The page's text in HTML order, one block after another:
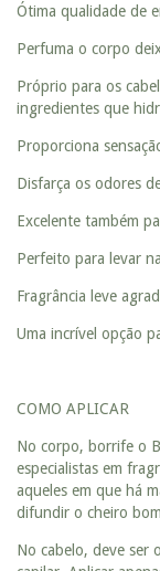
Ótima qualidade de
Perfuma o corpo
Próprio para os
ingredientes que
Proporciona
Disfarça os odores
Excelente também
Perfeito para levar
Fragrância leve
Uma incrível opção
COMO APLICAR
No corpo, borrife o
especialistas em
aqueles em que há
difundir o cheiro
No cabelo, deve ser